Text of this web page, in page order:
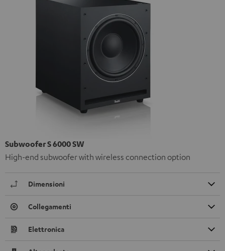
Subwoofer S 6000 SW
High-end subwoofer with wireless connection option
Dimensioni
Collegamenti
Elettronica